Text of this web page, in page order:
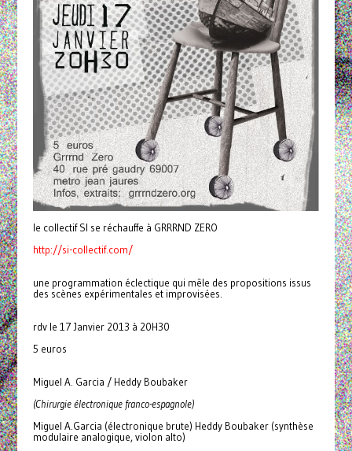
le collectif SI se réchauffe à GRRRND ZERO
http://si-collectif.com/
une programmation éclectique qui mêle des propositions issus
des scènes expérimentales et improvisées.
rdv le 17 Janvier 2013 à 20H30
5 euros
Miguel A. Garcia / Heddy Boubaker
(Chirurgie électronique franco-espagnole)
Miguel A.Garcia (électronique brute) Heddy Boubaker (synthèse
modulaire analogique, violon alto)